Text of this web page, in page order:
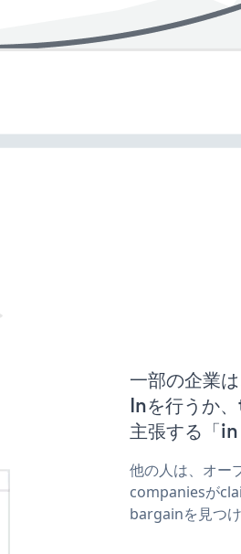
一部の企業
Inを行うか
主張する「
他の人は、オー
companiesが
bargainを見つけ